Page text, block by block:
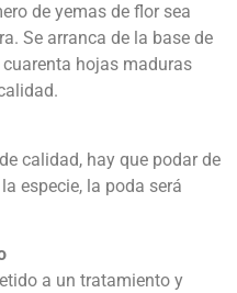
de yemas de flor sea
Se arranca de la base de
hojas maduras
calidad, hay que podar de
especie, la poda será
a un tratamiento y